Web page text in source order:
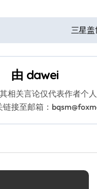
三星
由 dawei
相关言论仅代表作者个
接至邮箱：